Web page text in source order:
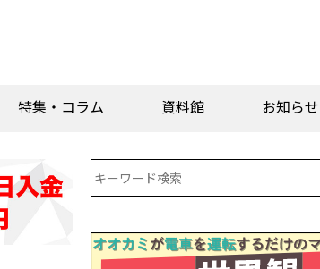
特集・コラム 資料館 お知らせ